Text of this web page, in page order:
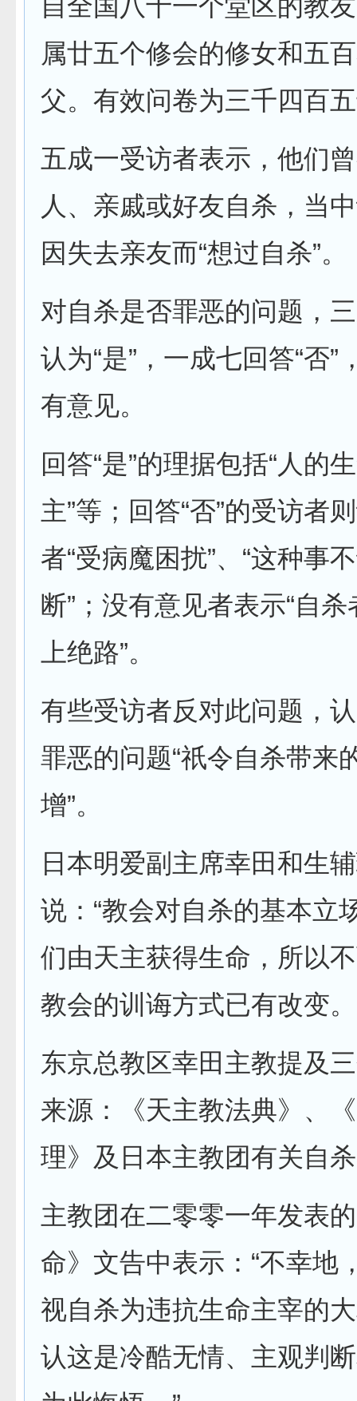
自全国八十一个堂区的教
属廿五个修会的修女和五
父。有效问卷为三千四百
五成一受访者表示，他们
人、亲戚或好友自杀，当
因失去亲友而“想过自杀”。
对自杀是否罪恶的问题，
认为“是”，一成七回答“否”
有意见。
回答“是”的理据包括“人的
主”等；回答“否”的受访者
者“受病魔困扰”、“这种事
断”；没有意见者表示“自
上绝路”。
有些受访者反对此问题，
罪恶的问题“祇令自杀带来
增”。
日本明爱副主席幸田和生
说：“教会对自杀的基本立
们由天主获得生命，所以
教会的训诲方式已有改变。
东京总教区幸田主教提及
来源：《天主教法典》、
理》及日本主教团有关自
主教团在二零零一年发表
命》文告中表示：“不幸地
视自杀为违抗生命主宰的
认这是冷酷无情、主观判